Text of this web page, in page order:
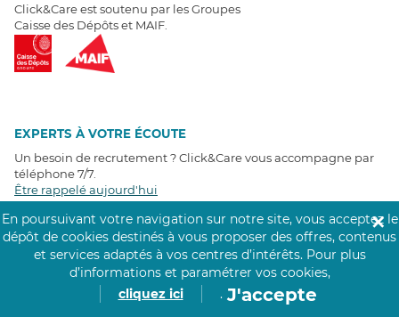
Click&Care est soutenu par les Groupes
Caisse des Dépôts et MAIF.
EXPERTS À VOTRE ÉCOUTE
Un besoin de recrutement ? Click&Care vous accompagne par
téléphone 7/7
Être rappelé aujourd'hui
TÉMOIGNAGES CLIENTS
4,6 /5
Avis clientsrécoltés sur
En poursuivant votre navigation sur notre site, vous acceptez le
dépôt de cookies destinés à vous proposer des offres, contenus
et services adaptés à vos centres d’intérêts. Pour plus
d’informations et paramétrer vos cookies,
cliquez ici
. J'accepte
✕